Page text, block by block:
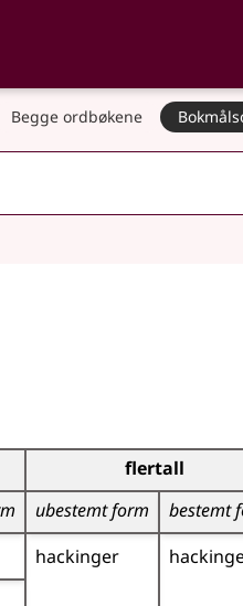
og
Begge ordbøkene
flertall
ubestemt form
bestemt
hackinger